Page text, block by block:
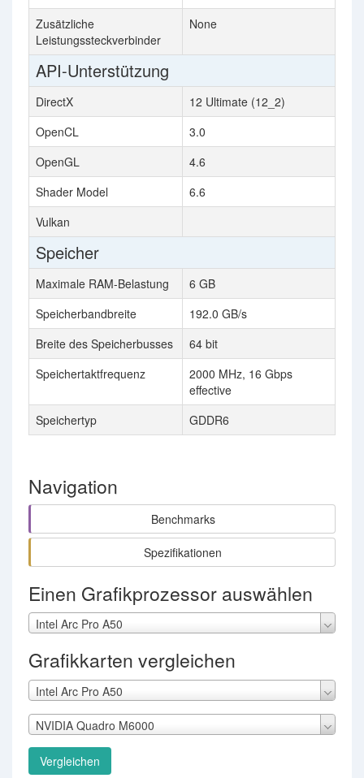
Zusätzliche
Leistungssteckverbinder
None
API-Unterstützung
DirectX
12 Ultimate (12_2)
OpenCL
3.0
OpenGL
4.6
Shader Model
6.6
Vulkan
Speicher
Maximale RAM-Belastung
6 GB
Speicherbandbreite
192.0 GB/s
Breite des Speicherbusses
64 bit
Speichertaktfrequenz
2000 MHz, 16 Gbps
effective
Speichertyp
GDDR6
Navigation
Benchmarks
Spezifikationen
Einen Grafikprozessor auswählen
Intel Arc Pro A50
Grafikkarten vergleichen
Intel Arc Pro A50
NVIDIA Quadro M6000
Vergleichen